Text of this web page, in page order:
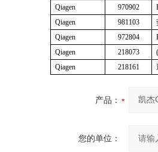
Qiagen
970902
Qiagen
981103
Qiagen
972804
Qiagen
218073
(
Qiagen
218161
产品：
您的单位：